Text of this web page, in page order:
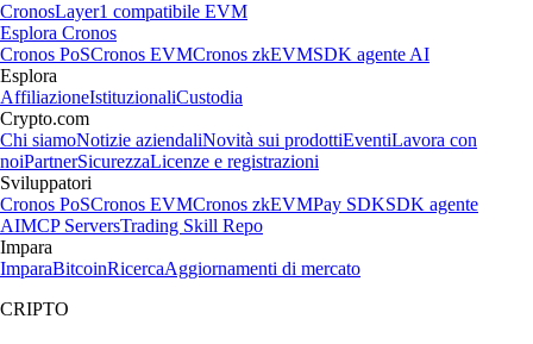
CronosLayer1 compatibile EVM
Esplora Cronos
Cronos PoSCronos EVMCronos zkEVMSDK agente AI
Esplora
AffiliazioneIstituzionaliCustodia
Crypto.com
Chi siamoNotizie aziendaliNovità sui prodottiEventiLavora con
noiPartnerSicurezzaLicenze e registrazioni
Sviluppatori
Cronos PoSCronos EVMCronos zkEVMPay SDKSDK agente
AIMCP ServersTrading Skill Repo
Impara
ImparaBitcoinRicercaAggiornamenti di mercato
CRIPTO